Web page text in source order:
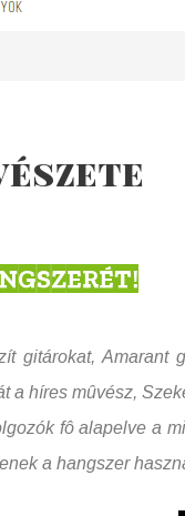
a híres mûvész,
fô alapelve a
a hangszer